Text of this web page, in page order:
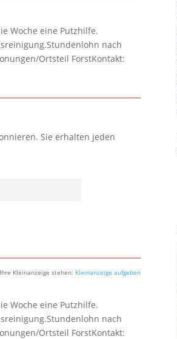
Woche eine Putzhilfe.
nach
Ortsteil ForstKontakt:
Sie erhalten jeden
Kleinanzeige stehen: Kleinanzeige aufgeben
Woche eine Putzhilfe.
nach
Ortsteil ForstKontakt: